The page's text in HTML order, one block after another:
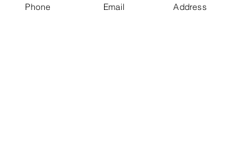
Phone Email Address